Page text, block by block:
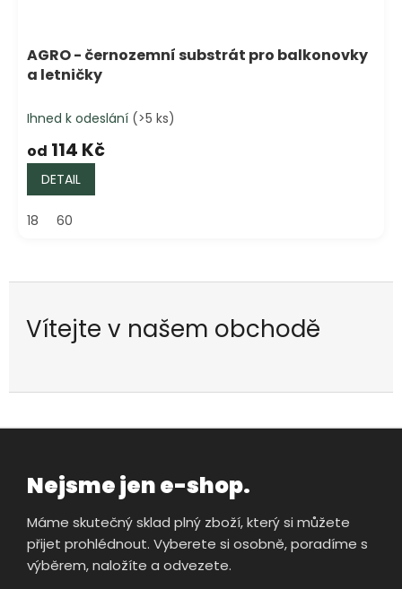
AGRO - černozemní substrát pro balkonovky
a letničky
Ihned k odeslání (>5 ks)
od 114 Kč
DETAIL
18 60
Vítejte v našem obchodě
Nejsme jen e-shop.
Máme skutečný sklad plný zboží, který si můžete
přijet prohlédnout. Vyberete si osobně, poradíme s
výběrem, naložíte a odvezete.